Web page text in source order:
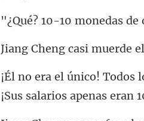
-10 moned
muerde
¡Sus sala